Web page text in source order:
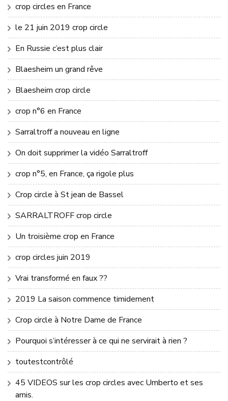
crop circles en France
le 21 juin 2019 crop circle
En Russie c’est plus clair
Blaesheim un grand rêve
Blaesheim crop circle
crop n°6 en France
Sarraltroff a nouveau en ligne
On doit supprimer la vidéo Sarraltroff
crop n°5, en France, ça rigole plus
Crop circle à St jean de Bassel
SARRALTROFF crop circle
Un troisième crop en France
crop circles juin 2019
Vrai transformé en faux ??
2019 La saison commence timidement
Crop circle à Notre Dame de France
Pourquoi s’intéresser à ce qui ne servirait à rien ?
toutestcontrôlé
45 VIDEOS sur les crop circles avec Umberto et ses
amis.